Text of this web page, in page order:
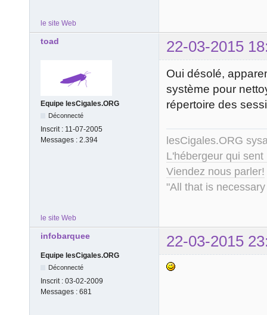
le site Web
toad 22-03-2015
Equipe lesCigales.ORG
Déconnecté
Inscrit : 11-07-2005
Messages : 2.394
Oui désolé,
système pour
répertoire des
lesCigales.ORG
L'hébergeur qui
Viendez nous parler!
"All that is
le site Web
infobarquee 22-03-2015
Equipe lesCigales.ORG
Déconnecté
Inscrit : 03-02-2009
Messages : 681